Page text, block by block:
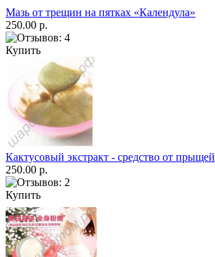
Мазь от трещин на пятках «Календула»
250.00 р.
Купить
Кактусовый экстракт - средство от прыщей
250.00 р.
Купить